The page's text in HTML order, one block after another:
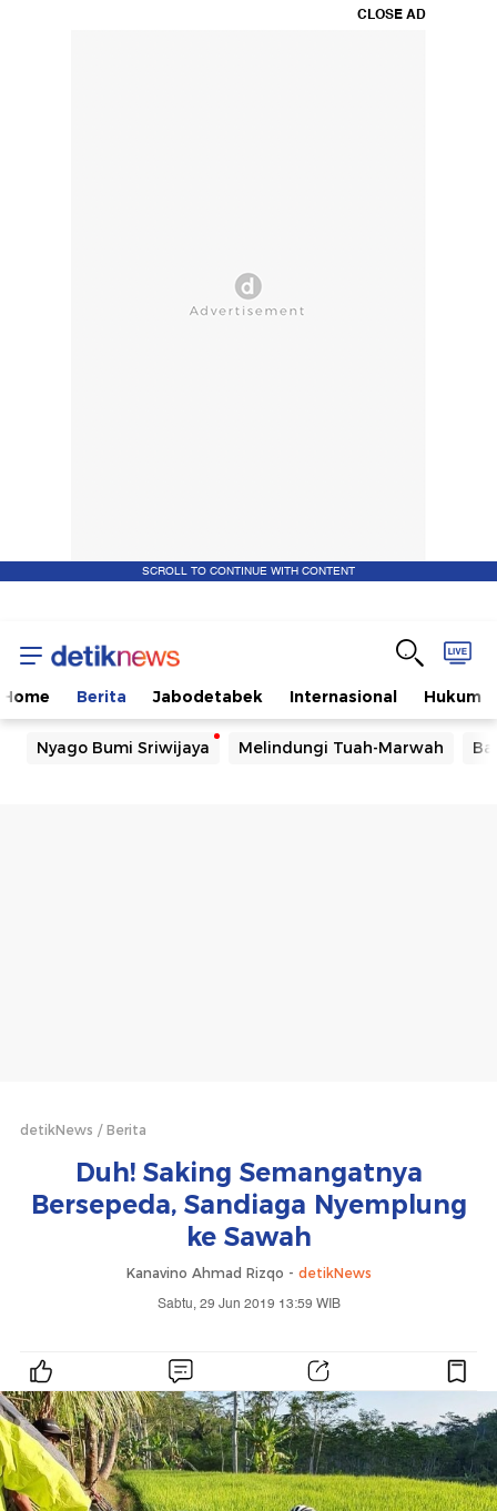
CLOSE AD
SCROLL TO CONTINUE WITH CONTENT
Home Berita Jabodetabek Internasional Hukum
Nyago Bumi Sriwijaya Melindungi Tuah-Marwah
detikNews Berita
Duh! Saking Semangatnya
Bersepeda, Sandiaga Nyemplung
ke Sawah
Kanavino Ahmad Rizqo - detikNews
Sabtu, 29 Jun 2019 13:59 WIB